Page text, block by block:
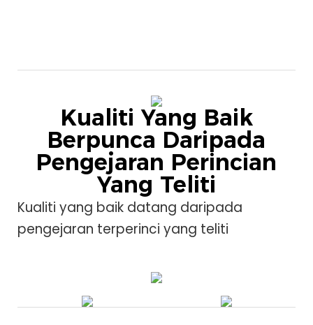
Kualiti Yang Baik
Berpunca Daripada
Pengejaran Perincian
Yang Teliti
Kualiti yang baik datang daripada
pengejaran terperinci yang teliti